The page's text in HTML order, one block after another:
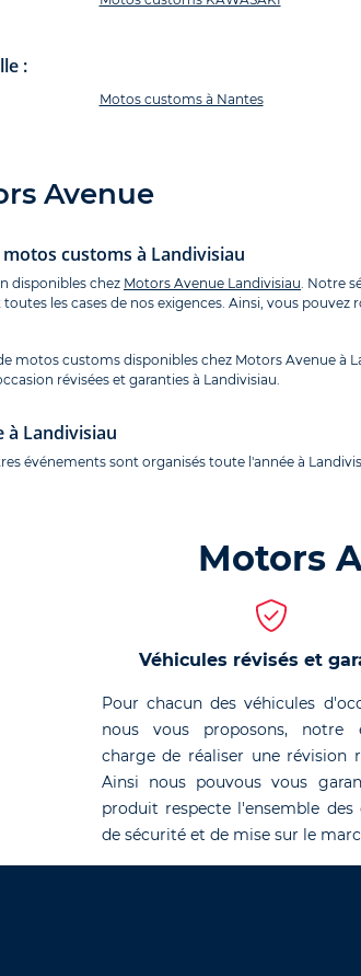
:
Motos customs à Nantes
Avenue
customs à Landivisiau
disponibles chez Motors Avenue Landivisiau. Notre
les cases de nos exigences. Ainsi, vous
motos customs disponibles chez Motors Avenue
révisées et garanties à Landivisiau.
à Landivisiau
événements sont organisés toute l'année à
Motors
Véhicules révisés et
Pour chacun des véhicules
nous vous proposons, notre
charge de réaliser une révision
Ainsi nous pouvous vous
produit respecte l'ensemble des
de sécurité et de mise sur le